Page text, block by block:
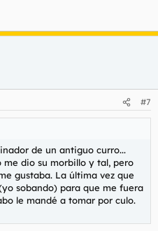
#7
de un antiguo curro...
me dio su morbillo y tal, pero
gustaba. La última vez que
sobando) para que me fuera
le mandé a tomar por culo.